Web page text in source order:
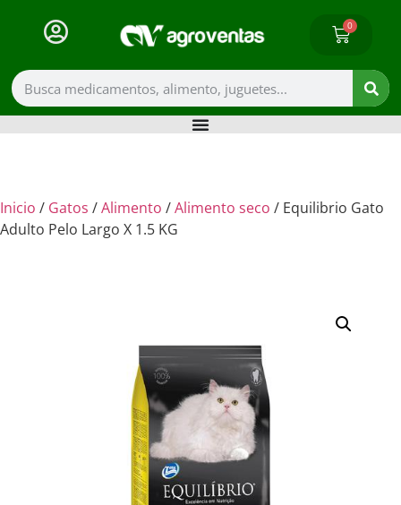
0
Inicio / Gatos /Alimento /Alimento seco / Equilibrio Gato
Adulto Pelo Largo X 1.5 KG